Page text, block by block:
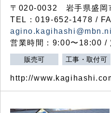
〒020-0032 岩手県盛岡
TEL：019-652-1478 /
営業時間：9:00〜18:00 /
販売可 工事・取付可
http://